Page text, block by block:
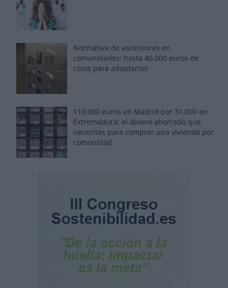
Normativa de ascensores en
comunidades: hasta 40.000 euros de
coste para adaptarlos
110.000 euros en Madrid por 31.000 en
Extremadura: el dinero ahorrado que
necesitas para comprar una vivienda por
comunidad